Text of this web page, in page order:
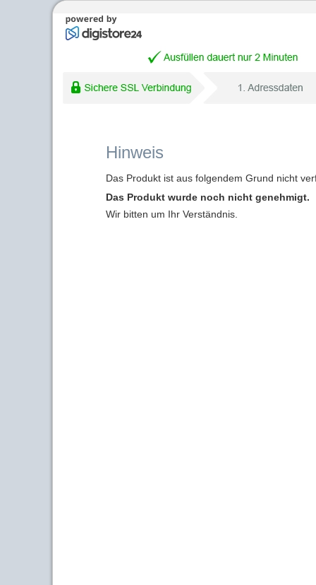
Hinweis
Das Produkt ist aus folgendem Grund nicht
Das Produkt wurde noch nicht genehmigt.
Wir bitten um Ihr Verständnis.